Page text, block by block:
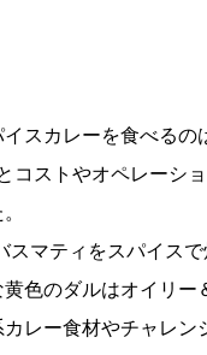
カレーを食べるの
コストやオペレーシ
マティをスパイス
色のダルはオイリー
レー食材やチャレン